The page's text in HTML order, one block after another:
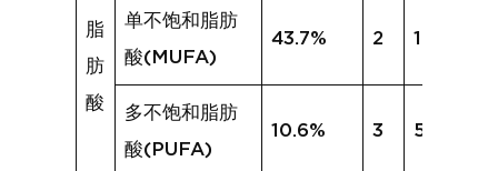
脂
肪
酸
单不饱和脂肪
酸(MUFA)
43.7% 2 16.6%
多不饱和脂肪
酸(PUFA)
10.6% 3 5.3%